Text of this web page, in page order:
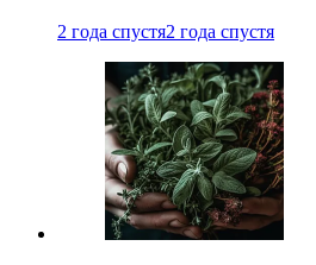
2 года спустя2 года спустя